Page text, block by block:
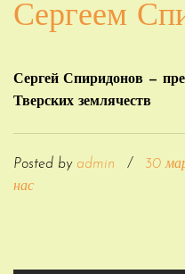
Сергеем
Сергей Спиридонов —
Тверских землячеств
Posted by admin / 30
нас